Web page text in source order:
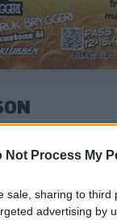
Not Process My
sale, sharing to
advertising by